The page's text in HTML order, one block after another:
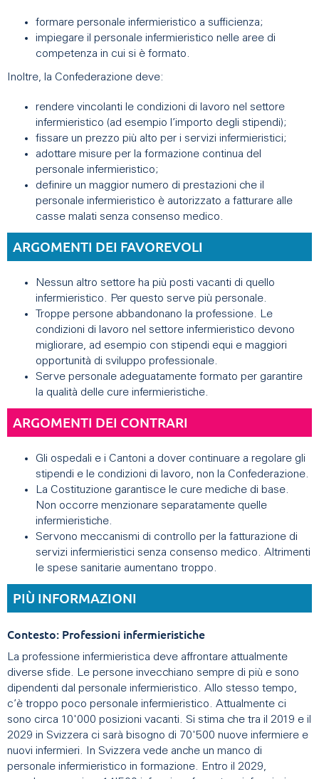
formare personale infermieristico a sufficienza;
impiegare il personale infermieristico nelle aree di
competenza in cui si è formato.
Inoltre, la Confederazione deve:
rendere vincolanti le condizioni di lavoro nel settore
infermieristico (ad esempio l’importo degli stipendi);
fissare un prezzo più alto per i servizi infermieristici;
adottare misure per la formazione continua del
personale infermieristico;
definire un maggior numero di prestazioni che il
personale infermieristico è autorizzato a fatturare alle
casse malati senza consenso medico.
ARGOMENTI DEI FAVOREVOLI
Nessun altro settore ha più posti vacanti di quello
infermieristico. Per questo serve più personale.
Troppe persone abbandonano la professione. Le
condizioni di lavoro nel settore infermieristico devono
migliorare, ad esempio con stipendi equi e maggiori
opportunità di sviluppo professionale.
Serve personale adeguatamente formato per garantire
la qualità delle cure infermieristiche.
ARGOMENTI DEI CONTRARI
Gli ospedali e i Cantoni a dover continuare a regolare gli
stipendi e le condizioni di lavoro, non la Confederazione.
La Costituzione garantisce le cure mediche di base.
Non occorre menzionare separatamente quelle
infermieristiche.
Servono meccanismi di controllo per la fatturazione di
servizi infermieristici senza consenso medico. Altrimenti
le spese sanitarie aumentano troppo.
PIÙ INFORMAZIONI
Contesto: Professioni infermieristiche
La professione infermieristica deve affrontare attualmente
diverse sfide. Le persone invecchiano sempre di più e sono
dipendenti dal personale infermieristico. Allo stesso tempo,
c’è troppo poco personale infermieristico. Attualmente ci
sono circa 10'000 posizioni vacanti. Si stima che tra il 2019 e il
2029 in Svizzera ci sarà bisogno di 70'500 nuove infermiere e
nuovi infermieri. In Svizzera vede anche un manco di
personale infermieristico in formazione. Entro il 2029,